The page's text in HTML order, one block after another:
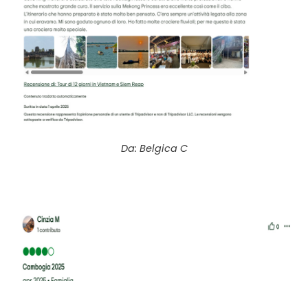
Da: Belgica C